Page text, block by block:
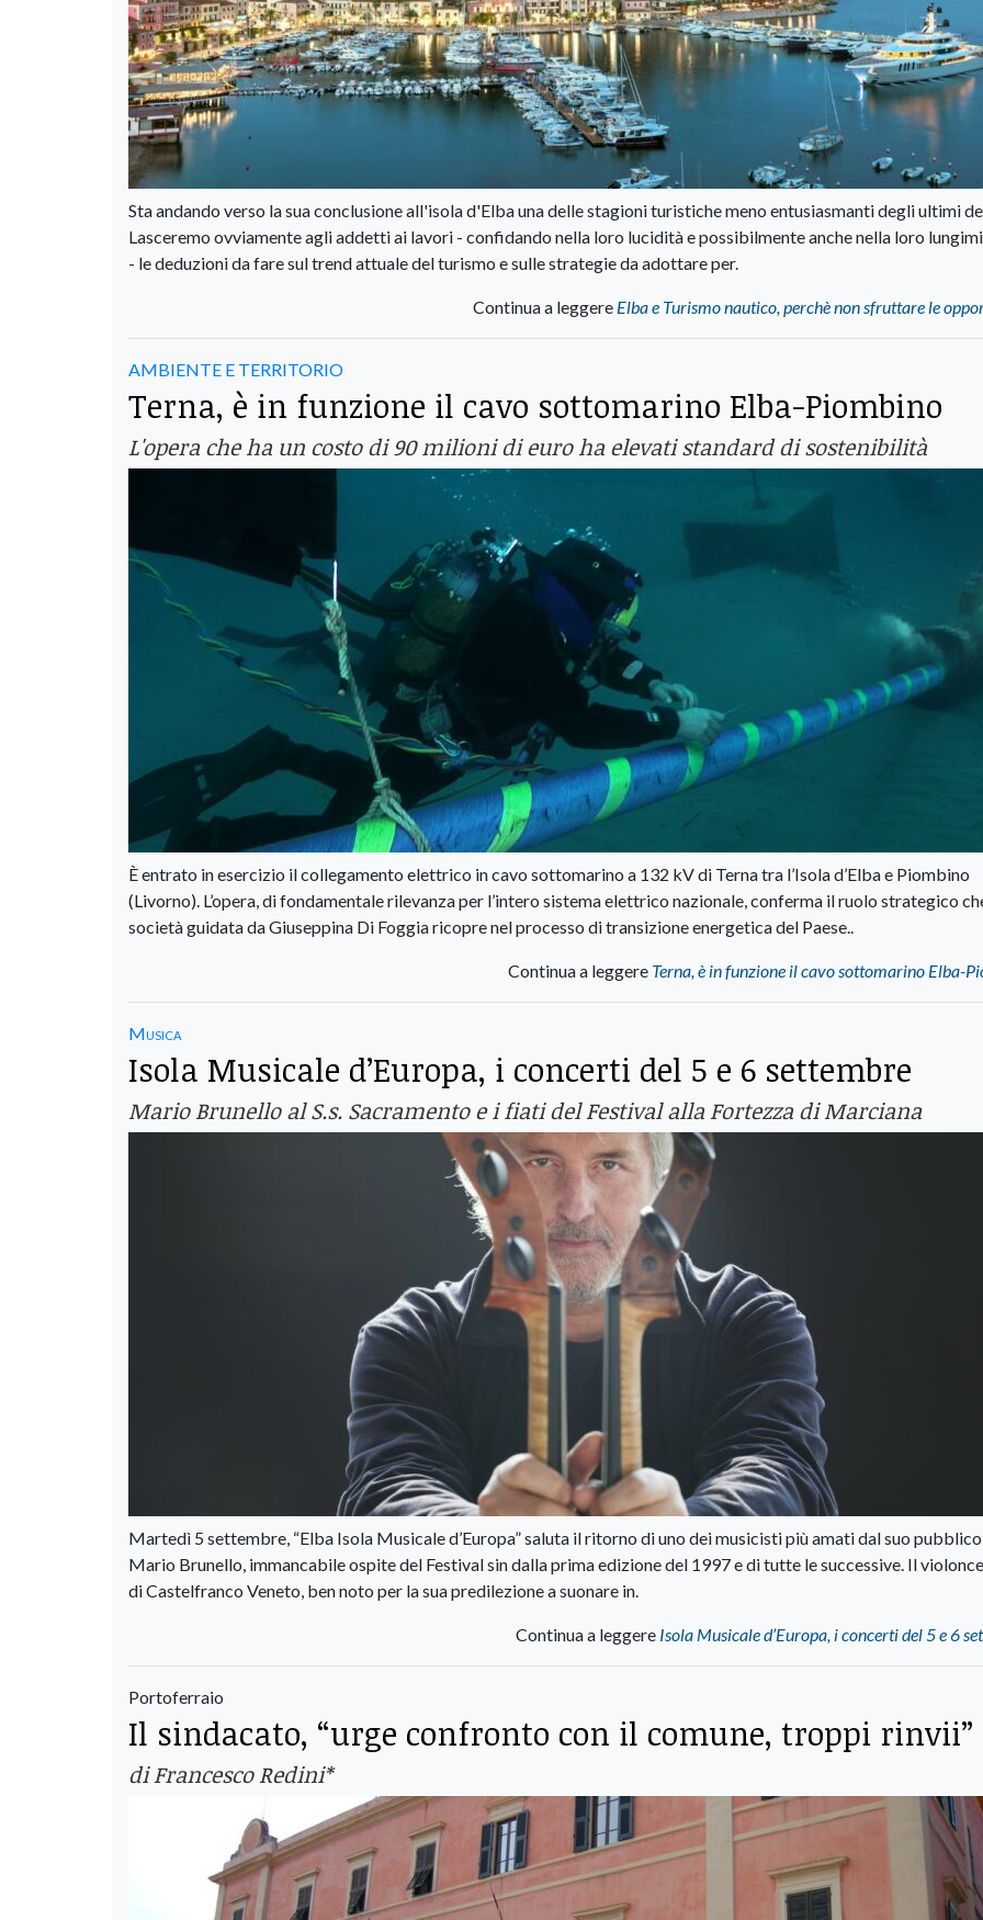
Sta andando verso la sua conclusione all'isola d'Elba una delle stagioni turistiche meno entusiasmanti degli ultimi
Lasceremo ovviamente agli addetti ai lavori - confidando nella loro lucidità e possibilmente anche nella loro
- le deduzioni da fare sul trend attuale del turismo e sulle strategie da adottare per.
Continua a leggere Elba e Turismo nautico, perchè non sfruttare le
AMBIENTE E TERRITORIO
Terna, è in funzione il cavo sottomarino Elba-Piombino
L'opera che ha un costo di 90 milioni di euro ha elevati standard di sostenibilità
È entrato in esercizio il collegamento elettrico in cavo sottomarino a 132 kV di Terna tra l’Isola d’Elba e Piombino
(Livorno). L’opera, di fondamentale rilevanza per l’intero sistema elettrico nazionale, conferma il ruolo strategico
società guidata da Giuseppina Di Foggia ricopre nel processo di transizione energetica del Paese..
Continua a leggere Terna, è in funzione il cavo sottomarino Elba-
Musica
Isola Musicale d’Europa, i concerti del 5 e 6 settembre
Mario Brunello al S.s. Sacramento e i fiati del Festival alla Fortezza di Marciana
Martedì 5 settembre, “Elba Isola Musicale d’Europa” saluta il ritorno di uno dei musicisti più amati dal suo
Mario Brunello, immancabile ospite del Festival sin dalla prima edizione del 1997 e di tutte le successive. Il
di Castelfranco Veneto, ben noto per la sua predilezione a suonare in.
Continua a leggere Isola Musicale d’Europa, i concerti del 5 e 6
Portoferraio
Il sindacato, “urge confronto con il comune, troppi rinvii”
di Francesco Redini*